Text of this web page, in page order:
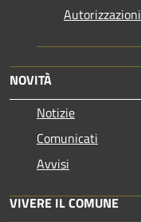
Autorizzazioni
NOVITÀ
Notizie
Comunicati
Avvisi
VIVERE IL COMUNE